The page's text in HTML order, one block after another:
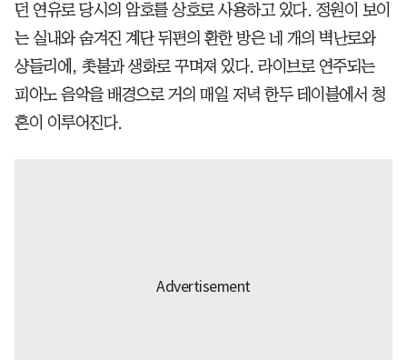
던 연유로 당시의 암호를 상호로 사용하고 있다. 정원이 보이
는 실내와 숨겨진 계단 뒤편의 환한 방은 네 개의 벽난로와
샹들리에, 촛불과 생화로 꾸며져 있다. 라이브로 연주되는
피아노 음악을 배경으로 거의 매일 저녁 한두 테이블에서 청
혼이 이루어진다.